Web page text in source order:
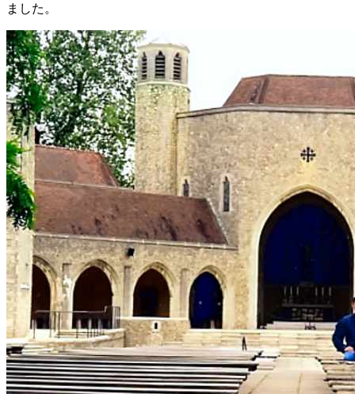
ました。